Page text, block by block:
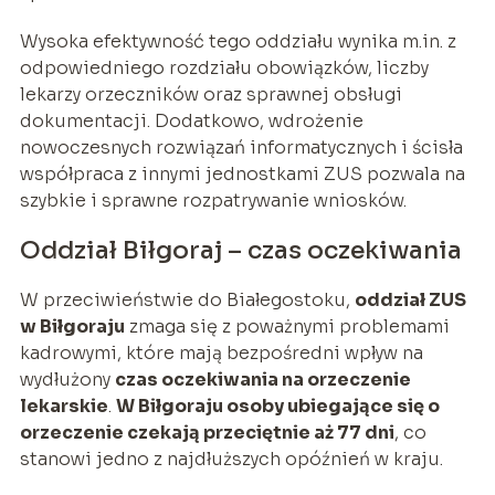
Wysoka efektywność tego oddziału wynika m.in. z
odpowiedniego rozdziału obowiązków, liczby
lekarzy orzeczników oraz sprawnej obsługi
dokumentacji. Dodatkowo, wdrożenie
nowoczesnych rozwiązań informatycznych i ścisła
współpraca z innymi jednostkami ZUS pozwala na
szybkie i sprawne rozpatrywanie wniosków.
Oddział Biłgoraj – czas oczekiwania
W przeciwieństwie do Białegostoku, oddział ZUS
w Biłgoraju zmaga się z poważnymi problemami
kadrowymi, które mają bezpośredni wpływ na
wydłużony czas oczekiwania na orzeczenie
lekarskie. W Biłgoraju osoby ubiegające się o
orzeczenie czekają przeciętnie aż 77 dni, co
stanowi jedno z najdłuższych opóźnień w kraju.